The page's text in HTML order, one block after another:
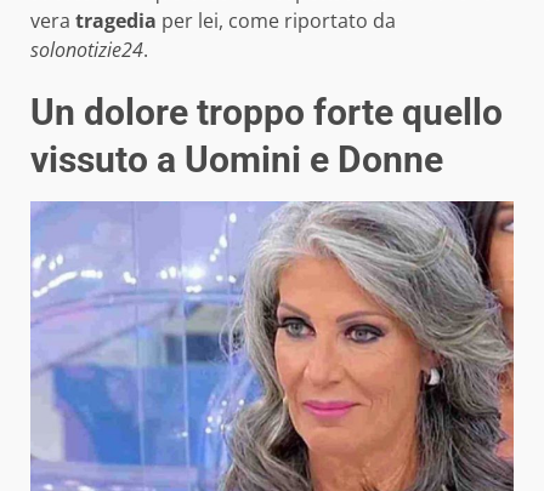
vera tragedia per lei, come riportato da
solonotizie24.
Un dolore troppo forte quello
vissuto a Uomini e Donne